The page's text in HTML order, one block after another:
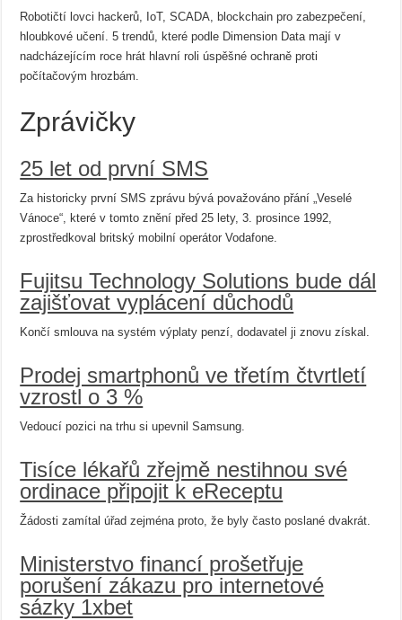
Robotičtí lovci hackerů, IoT, SCADA, blockchain pro zabezpečení,
hloubkové učení. 5 trendů, které podle Dimension Data mají v
nadcházejícím roce hrát hlavní roli úspěšné ochraně proti
počítačovým hrozbám.
Zprávičky
25 let od první SMS
Za historicky první SMS zprávu bývá považováno přání „Veselé
Vánoce“, které v tomto znění před 25 lety, 3. prosince 1992,
zprostředkoval britský mobilní operátor Vodafone.
Fujitsu Technology Solutions bude dál
zajišťovat vyplácení důchodů
Končí smlouva na systém výplaty penzí, dodavatel ji znovu získal.
Prodej smartphonů ve třetím čtvrtletí
vzrostl o 3 %
Vedoucí pozici na trhu si upevnil Samsung.
Tisíce lékařů zřejmě nestihnou své
ordinace připojit k eReceptu
Žádosti zamítal úřad zejména proto, že byly často poslané dvakrát.
Ministerstvo financí prošetřuje
porušení zákazu pro internetové
sázky 1xbet